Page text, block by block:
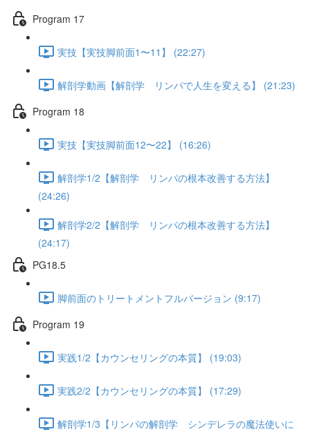
Program 17
実技【実技脚前面1〜11】 (22:27)
解剖学動画【解剖学 リンパで人生を変える】 (21:23)
Program 18
実技【実技脚前面12〜22】 (16:26)
解剖学1/2【解剖学 リンパの根本改善する方法】
(24:26)
解剖学2/2【解剖学 リンパの根本改善する方法】
(24:17)
PG18.5
脚前面のトリートメントフルバージョン (9:17)
Program 19
実践1/2【カウンセリングの本質】 (19:03)
実践2/2【カウンセリングの本質】 (17:29)
解剖学1/3【リンパの解剖学 シンデレラの魔法使いに